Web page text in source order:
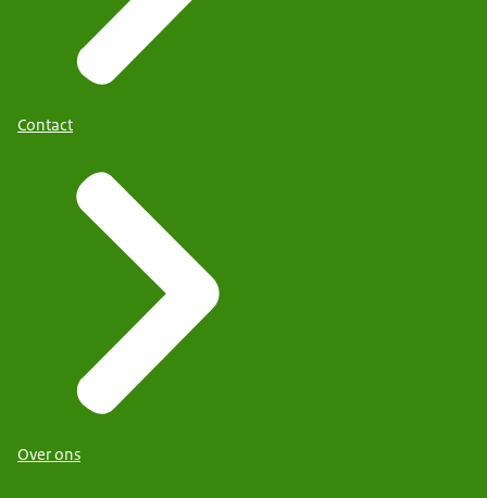
Contact
Over ons